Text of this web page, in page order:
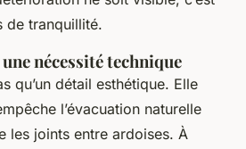
de tranquillité.
nécessité technique
qu’un détail esthétique. Elle
l’évacuation naturelle
les joints entre ardoises. À